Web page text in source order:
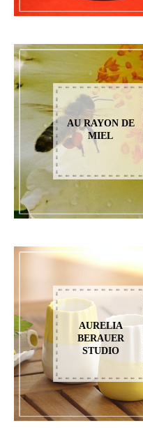
AU RAYON DE
MIEL
AURELIA
BERAUER
STUDIO